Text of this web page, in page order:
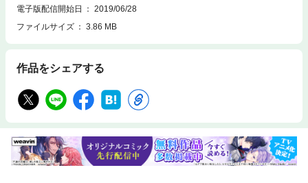
電子版配信開始日
2019/06/28
ファイルサイズ
3.86 MB
作品をシェアする